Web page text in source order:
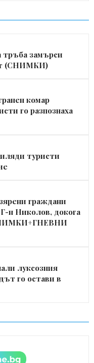
тръба замърси
(СНИМКИ)
комар
го разпознаха
туристи
граждани
н Николов, докога
луксозния
го остави в